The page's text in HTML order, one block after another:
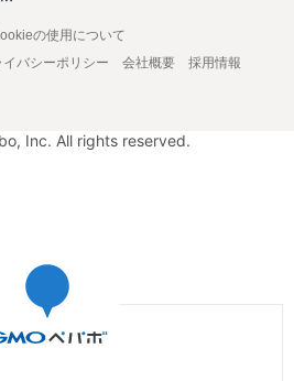
の使用について
イバシーポリシー 会社概要
採用情報
Inc. All rights reserved.